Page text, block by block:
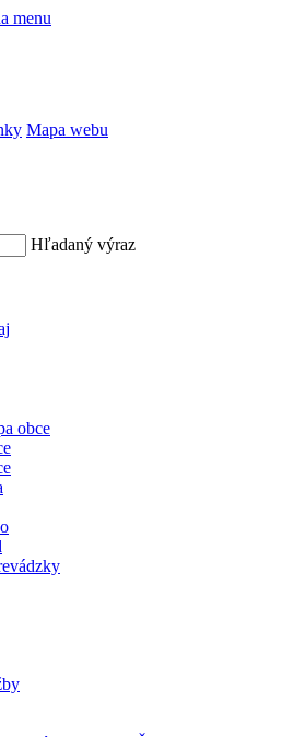
menu
Mapa webu
Hľadaný výraz
obce